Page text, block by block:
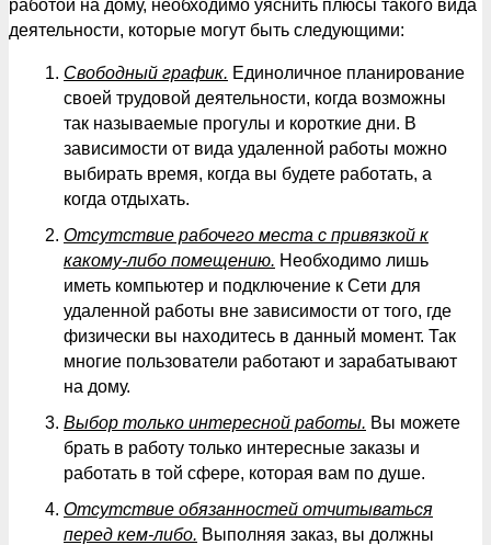
работой на дому, необходимо уяснить плюсы такого вида
деятельности, которые могут быть следующими:
Свободный график. Единоличное планирование
своей трудовой деятельности, когда возможны
так называемые прогулы и короткие дни. В
зависимости от вида удаленной работы можно
выбирать время, когда вы будете работать, а
когда отдыхать.
Отсутствие рабочего места с привязкой к
какому-либо помещению. Необходимо лишь
иметь компьютер и подключение к Сети для
удаленной работы вне зависимости от того, где
физически вы находитесь в данный момент. Так
многие пользователи работают и зарабатывают
на дому.
Выбор только интересной работы. Вы можете
брать в работу только интересные заказы и
работать в той сфере, которая вам по душе.
Отсутствие обязанностей отчитываться
перед кем-либо. Выполняя заказ, вы должны